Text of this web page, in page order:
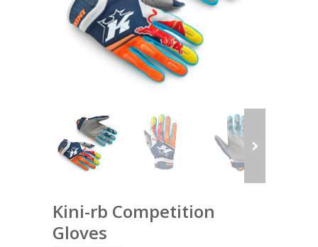
Kini-rb Competition
Gloves